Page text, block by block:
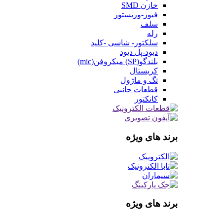
خازن SMD
فیوز-وریستور
سلف
رله
سلکتور- شاسی -کلید
دیود-پل دیود
بلندگو(SP) میکروفن(mic)
کریستال
تگ و ماژول
قطعات جانبی
کانکتور
برند های ویژه
برند های ویژه